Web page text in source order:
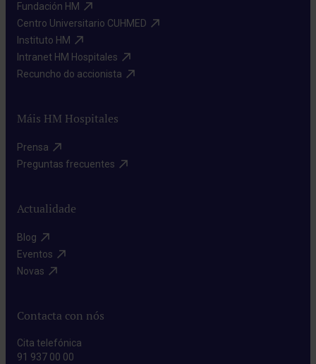
Fundación HM​
Centro Universitario CUHMED​
Instituto HM​
Intranet HM Hospitales​
Recuncho do accionista​
Máis HM Hospitales
Prensa​
Preguntas frecuentes​
Actualidade
Blog​
Eventos​
Novas​
Contacta con nós
Cita telefónica
91 937 00 00